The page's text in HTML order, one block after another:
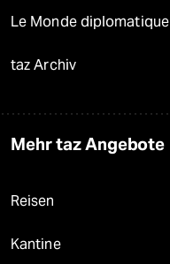
Le Monde diplomatique
taz Archiv
Mehr taz Angebote
Reisen
Kantine